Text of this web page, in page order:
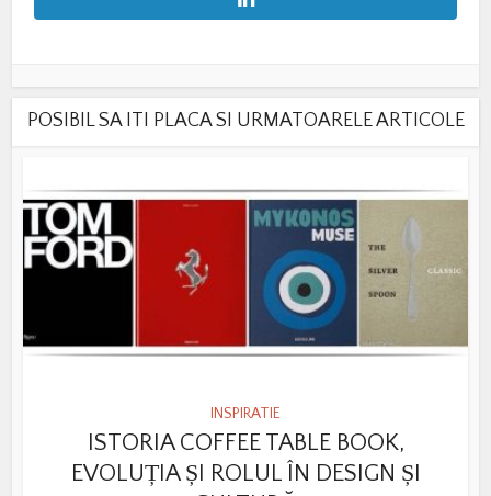
POSIBIL SA ITI PLACA SI URMATOARELE ARTICOLE
INSPIRATIE
ISTORIA COFFEE TABLE BOOK,
EVOLUȚIA ȘI ROLUL ÎN DESIGN ȘI